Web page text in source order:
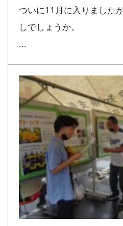
ついに11月に入りました
しでしょうか。
...